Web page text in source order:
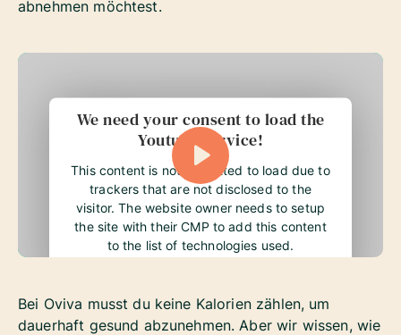
abnehmen möchtest.
We need your consent to load the
Youtube service!
This content is not permitted to load due to
trackers that are not disclosed to the
visitor. The website owner needs to setup
the site with their CMP to add this content
to the list of technologies used.
Bei Oviva musst du keine Kalorien zählen, um
dauerhaft gesund abzunehmen. Aber wir wissen, wie